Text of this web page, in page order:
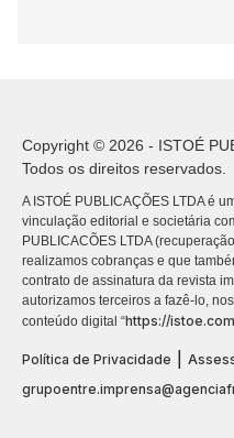
Copyright © 2026 - ISTOÉ
Todos os direitos reservados.
A ISTOÉ PUBLICAÇÕES LTDA é
vinculação editorial e societária
PUBLICACÕES LTDA
realizamos cobranças e que
contrato de assinatura da revista
autorizamos terceiros a fazê-lo,
conteúdo digital “https://
Política de Privacidade